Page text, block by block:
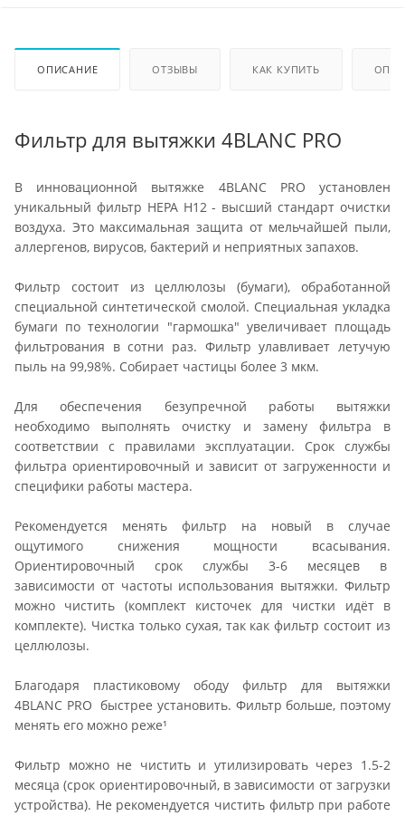
ОПИСАНИЕ ОТЗЫВЫ КАК КУПИТЬ
Фильтр для вытяжки 4BLANC PRO
В инновационной вытяжке 4BLANC PRO установлен
уникальный фильтр HEPA H12 - высший стандарт очистки
воздуха. Это максимальная защита от мельчайшей пыли,
аллергенов, вирусов, бактерий и неприятных запахов.
Фильтр состоит из целлюлозы (бумаги), обработанной
специальной синтетической смолой. Специальная укладка
бумаги по технологии "гармошка" увеличивает площадь
фильтрования в сотни раз. Фильтр улавливает летучую
пыль на 99,98%. Собирает частицы более 3 мкм.
Для обеспечения безупречной работы вытяжки
необходимо выполнять очистку и замену фильтра в
соответствии с правилами эксплуатации. Срок службы
фильтра ориентировочный и зависит от загруженности и
специфики работы мастера.
Рекомендуется менять фильтр на новый в случае
ощутимого снижения мощности всасывания.
Ориентировочный срок службы 3-6 месяцев в
зависимости от частоты использования вытяжки. Фильтр
можно чистить (комплект кисточек для чистки идёт в
комплекте). Чистка только сухая, так как фильтр состоит из
целлюлозы.
Благодаря пластиковому ободу фильтр для вытяжки
4BLANC PRO быстрее установить. Фильтр больше, поэтому
менять его можно реже¹
Фильтр можно не чистить и утилизировать через 1.5-2
месяца (срок ориентировочный, в зависимости от загрузки
устройства). Не рекомендуется чистить фильтр при работе